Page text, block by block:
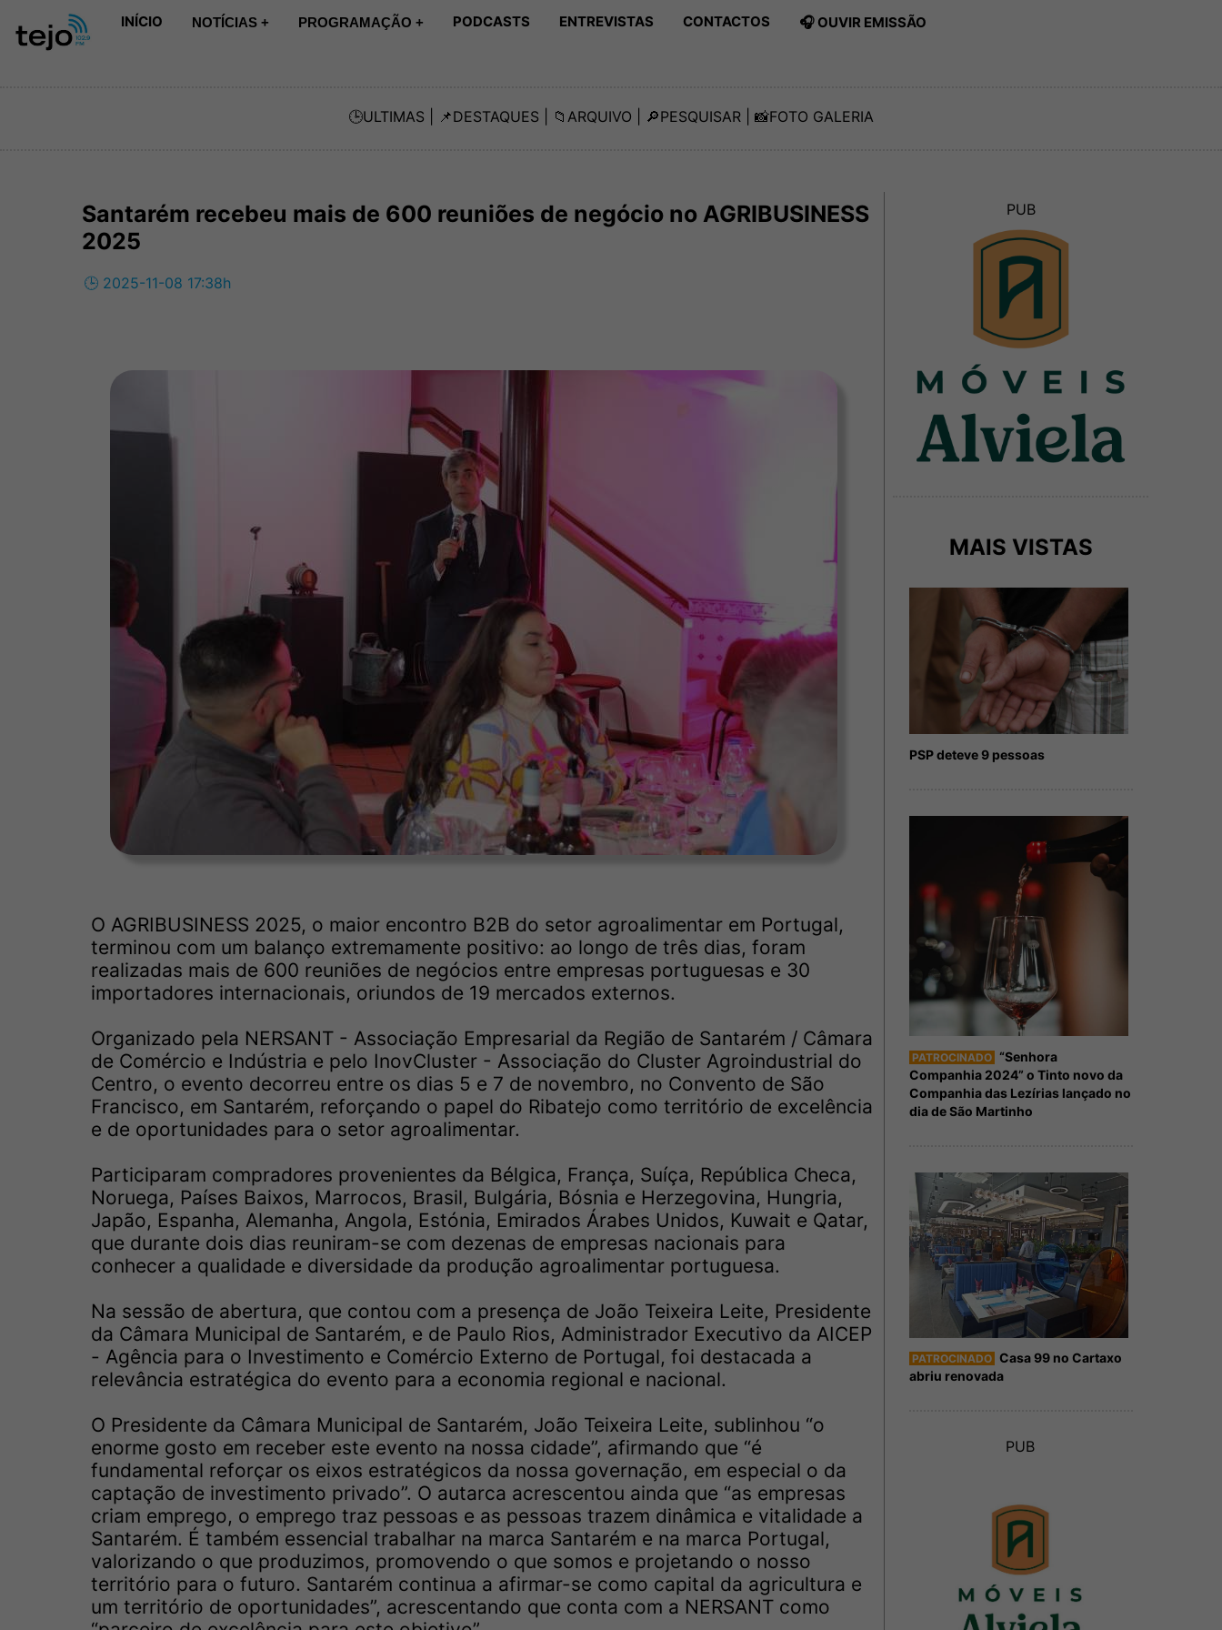
INÍCIO NOTÍCIAS + PROGRAMAÇÃO + PODCASTS ENTREVISTAS CONTACTOS 🎧 OUVIR EMISSÃO
🕒ULTIMAS | 📌DESTAQUES | 📁 ARQUIVO | 🔎PESQUISAR | 📸FOTO GALERIA
Santarém recebeu mais de 600 reuniões de negócio no AGRIBUSINESS
2025
🕒 2025-11-08 17:38h
O AGRIBUSINESS 2025, o maior encontro B2B do setor agroalimentar em Portugal,
terminou com um balanço extremamente positivo: ao longo de três dias, foram
realizadas mais de 600 reuniões de negócios entre empresas portuguesas e 30
importadores internacionais, oriundos de 19 mercados externos.
Organizado pela NERSANT - Associação Empresarial da Região de Santarém / Câmara
de Comércio e Indústria e pelo InovCluster - Associação do Cluster Agroindustrial do
Centro, o evento decorreu entre os dias 5 e 7 de novembro, no Convento de São
Francisco, em Santarém, reforçando o papel do Ribatejo como território de excelência
e de oportunidades para o setor agroalimentar.
Participaram compradores provenientes da Bélgica, França, Suíça, República Checa,
Noruega, Países Baixos, Marrocos, Brasil, Bulgária, Bósnia e Herzegovina, Hungria,
Japão, Espanha, Alemanha, Angola, Estónia, Emirados Árabes Unidos, Kuwait e Qatar,
que durante dois dias reuniram-se com dezenas de empresas nacionais para
conhecer a qualidade e diversidade da produção agroalimentar portuguesa.
Na sessão de abertura, que contou com a presença de João Teixeira Leite, Presidente
da Câmara Municipal de Santarém, e de Paulo Rios, Administrador Executivo da AICEP
- Agência para o Investimento e Comércio Externo de Portugal, foi destacada a
relevância estratégica do evento para a economia regional e nacional.
O Presidente da Câmara Municipal de Santarém, João Teixeira Leite, sublinhou “o
enorme gosto em receber este evento na nossa cidade”, afirmando que “é
fundamental reforçar os eixos estratégicos da nossa governação, em especial o da
captação de investimento privado”. O autarca acrescentou ainda que “as empresas
criam emprego, o emprego traz pessoas e as pessoas trazem dinâmica e vitalidade a
Santarém. É também essencial trabalhar na marca Santarém e na marca Portugal,
valorizando o que produzimos, promovendo o que somos e projetando o nosso
território para o futuro. Santarém continua a afirmar-se como capital da agricultura e
um território de oportunidades”, acrescentando que conta com a NERSANT como
PUB
MAIS VISTAS
PSP deteve 9 pessoas
PATROCINADO “Senhora
Companhia 2024” o Tinto novo da
Companhia das Lezírias lançado no
dia de São Martinho
PATROCINADO Casa 99 no Cartaxo
abriu renovada
PUB